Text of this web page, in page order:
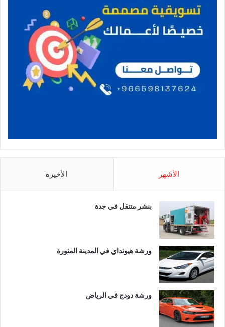
الأشهر الأخيرة
بنشر متنقل في جدة
ورشة هيونداي في المدينة المنورة
ورشة دودج في الرياض